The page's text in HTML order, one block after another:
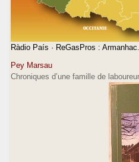
Ràdio País · ReGasPros :
Pey Marsau
Chroniques d’une famille de